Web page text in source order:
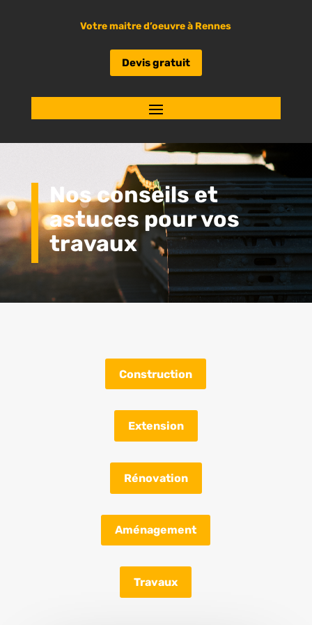
Votre maitre d’oeuvre à Rennes
Devis gratuit
Nos conseils et
astuces pour vos
travaux
Construction
Extension
Rénovation
Aménagement
Travaux